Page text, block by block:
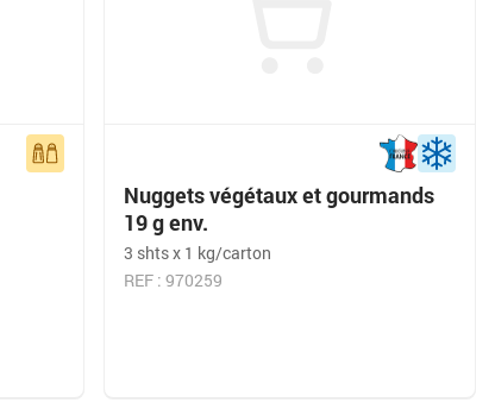
Nuggets végétaux et gourmands
19 g env.
3 shts x 1 kg/carton
REF : 970259